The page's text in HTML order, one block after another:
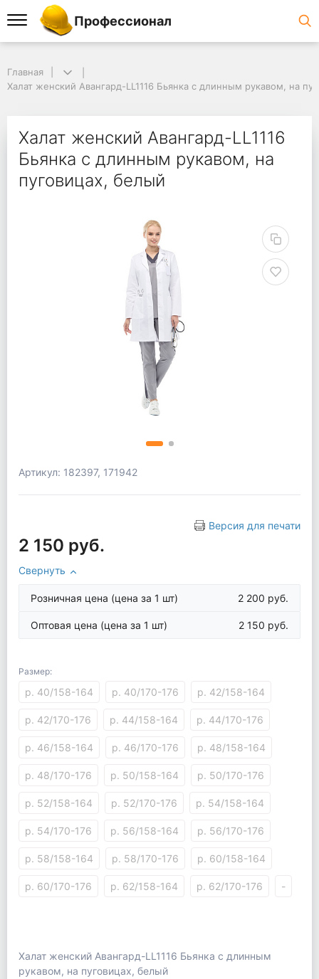
Профессионал
Главная
Халат женский Авангард-LL1116 Бьянка с длинным рукавом, на
Халат женский Авангард-LL1116
Бьянка с длинным рукавом, на
пуговицах, белый
Артикул: 182397, 171942
Версия для печати
2 150 руб.
Свернуть
Розничная цена (цена за 1 шт) 2 200 руб.
Оптовая цена (цена за 1 шт) 2 150 руб.
Размер:
р. 40/158-164 р. 40/170-176 р. 42/158-164
р. 42/170-176 р. 44/158-164 р. 44/170-176
р. 46/158-164 р. 46/170-176 р. 48/158-164
р. 48/170-176 р. 50/158-164 р. 50/170-176
р. 52/158-164 р. 52/170-176 р. 54/158-164
р. 54/170-176 р. 56/158-164 р. 56/170-176
р. 58/158-164 р. 58/170-176 р. 60/158-164
р. 60/170-176 р. 62/158-164 р. 62/170-176 -
Халат женский Авангард-LL1116 Бьянка с длинным
рукавом, на пуговицах, белый